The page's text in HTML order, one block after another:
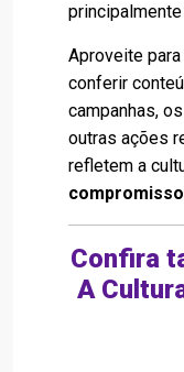
principalmente
Aproveite
conferir
campanhas,
outras ações
refletem a
Confira
A